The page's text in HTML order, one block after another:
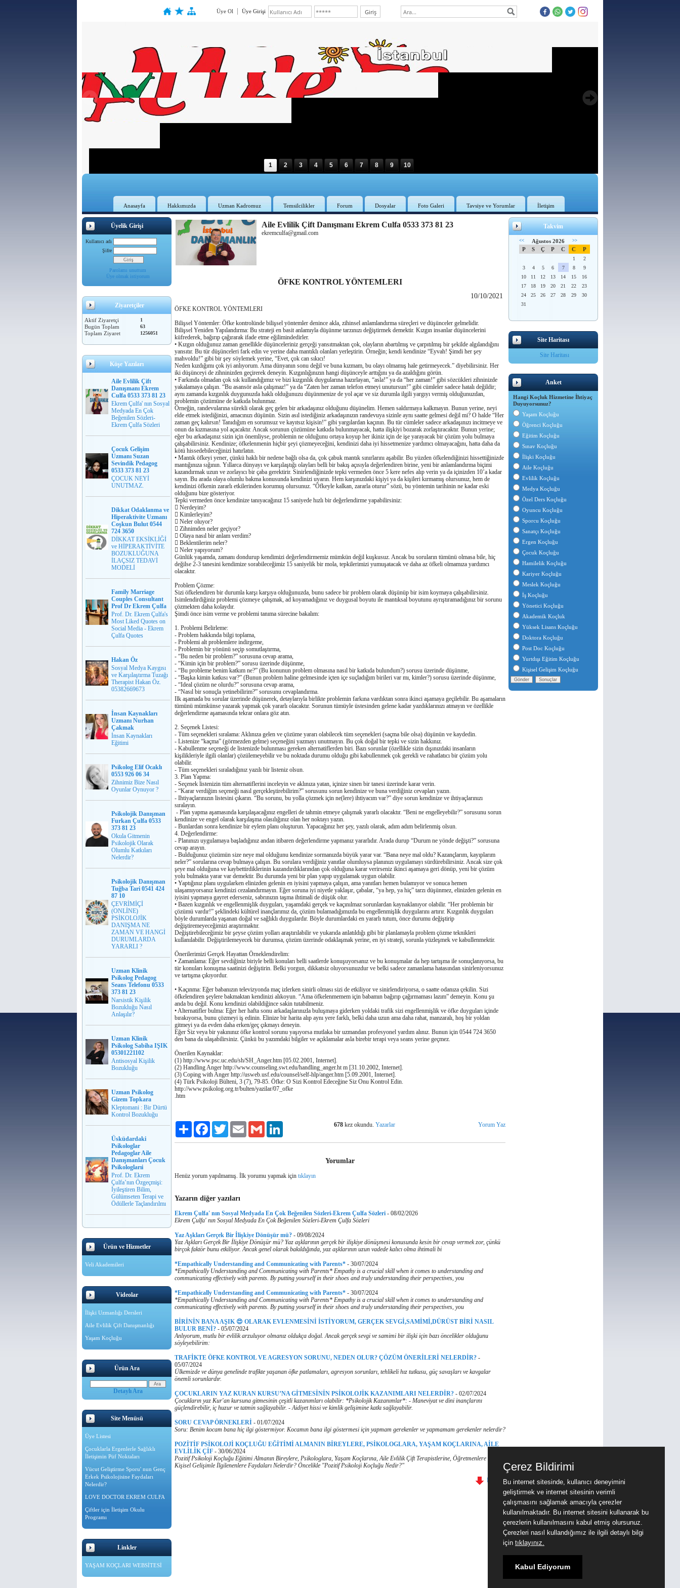
Üye Ol Üye Girişi
1 2 3 4 5 6 7 8 9 10
Anasayfa Hakkımızda Uzman Kadromuz Temsilcilikler Forum Dosyalar Foto Galeri Tavsiye ve Yorumlar İletişim
Üyelik Girişi
Kullanıcı adı
Şifre
Parolamı unuttum
Üye olmak istiyorum
Ziyaretçiler
Aktif Ziyaretçi 1
Bugün Toplam 63
Toplam Ziyaret 1256051
Köşe Yazıları
Aile Evlilik Çift
Danışmanı Ekrem
Culfa 0533 373 81 23
Ekrem Çulfa' nın Sosyal
Medyada En Çok
Beğenilen Sözleri-
Ekrem Çulfa Sözleri
Çocuk Gelişim
Uzmanı Suzan
Sevindik Pedagog
0533 373 81 23
ÇOCUK NEYİ
UNUTMAZ.
Dikkat Odaklanma ve
Hiperaktivite Uzmanı
Coşkun Bulut 0544
724 3650
DİKKAT EKSİKLİĞİ
ve HİPERAKTİVİTE
BOZUKLUĞUNA
İLAÇSIZ TEDAVİ
MODELİ
Family Marriage
Couples Consultant
Prof Dr Ekrem Çulfa
Prof. Dr. Ekrem Çulfa's
Most Liked Quotes on
Social Media - Ekrem
Çulfa Quotes
Hakan Öz
Sosyal Medya Kaygısı
ve Karşılaştırma Tuzağı
Therapist Hakan Öz.
05382669673
İnsan Kaynakları
Uzmanı Nurhan
Çakmak
İnsan Kaynakları
Eğitimi
Psikolog Elif Ocaklı
0553 926 06 34
Zihnimiz Bize Nasıl
Oyunlar Oynuyor ?
Psikolojik Danışman
Furkan Çulfa 0533
373 81 23
Okula Gitmenin
Psikolojik Olarak
Olumlu Katkıları
Nelerdir?
Psikolojik Danışman
Tuğba Tari 0541 424
87 10
ÇEVRİMİÇİ
(ONLİNE)
PSİKOLOJİK
DANIŞMA NE
ZAMAN VE HANGİ
DURUMLARDA
YARARLI ?
Uzman Klinik
Psikolog Pedagog
Seans Telefonu 0533
373 81 23
Narsistik Kişilik
Bozukluğu Nasıl
Anlaşılır?
Uzman Klinik
Psikolog Sabiha IŞIK
05301221102
Antisosyal Kişilik
Bozukluğu
Uzman Psikolog
Gizem Topkara
Kleptomani : Bir Dürtü
Kontrol Bozukluğu
Üsküdardaki
Psikologlar
Pedagoglar Aile
Danışmanları Çocuk
Psikologlarıi
Prof. Dr. Ekrem
Çulfa’nın Özgeçmişi:
İyileştiren Bilim,
Gülümseten Terapi ve
Ödüllerle Taçlandırılmı
Ürün ve Hizmetler
Veli Akademileri
Videolar
İlişki Uzmanlığı Dersleri
Aile Evlilik Çift Danışmanlığı
Yaşam Koçluğu
Ürün Ara
Detaylı Ara
Site Menüsü
Üye Listesi
Çocuklarla Ergenlerle Sağlıklı
İletişimin Püf Noktaları
Vücut Geliştirme Sporu' nun Genç
Erkek Psikolojisine Faydaları
Nelerdir?
LOVE DOCTOR EKREM CULFA
Çiftler için İletişim Okulu
Programı
Linkler
YAŞAM KOÇLARI WEBSİTESİ
Aile Evlilik Çift Danışmanı Ekrem Culfa 0533 373 81 23
ekremculfa@gmail.com
ÖFKE KONTROL YÖNTEMLERI
10/10/2021
ÖFKE KONTROL YÖNTEMLERI
Bilişsel Yöntemler: Öfke kontrolünde bilişsel yöntemler denince akla, zihinsel anlamlandırma süreçleri ve düşünceler gelmelidir.
Bilişsel Yeniden Yapılandırma: Bu strateji en basit anlamıyla düşünme tarzınızı deǧiştirmek demektir. Kızgın insanlar düşüncelerini
küfrederek, baǧırıp çaǧırarak ifade etme eǧilimindedirler.
• Kızgın olduǧunuz zaman genellikle düşünceleriniz gerçeǧi yansıtmaktan çok, olayların abartılmış ve çarpıtılmış bir şekilde algılandıǧını
yansıtır. Bu tür düşünceleri fark edin ve yerine daha mantıklı olanları yerleştirin. Örneǧin; kendi kendinize “Eyvah! Şimdi her şey
mahvoldu!” gibi bir şey söylemek yerine, “Evet, çok can sıkıcı!
Neden kızdıǧımı çok iyi anlıyorum. Ama dünyanın sonu deǧil ve buna kızmam, bu olayı olmamış hale getirmeyecek.” diyebilirsiniz. Her
iki düşünceyi de zihninizden geçirerek deneyin. Kızgınlıǧınızın hangi düşünceyle arttıǧını ya da azaldıǧını görün.
• Farkında olmadan çok sık kullandıǧımız ve bizi kızgınlık duygularına hazırlayan, “asla!” ya da “her zaman!” gibi sözcükleri zihninizde
yakalamaya çalışın. “Bu asansör asla çalışmaz!” ya da “Zaten her zaman telefon etmeyi unutursun!” gibi cümleler sadece hatalı deǧildir;
aynı zamanda kızgınlık duygunuzda haklı olduǧunuzu düşünmenize de yol açar ve siz durumla ilgili yargıyı vermiş olduǧunuzdan,
problemin çözümüne de katkıda bulunmaz.
Örneǧin, randevularına sürekli olarak geç gelen bir arkadaşınız olduǧunu düşünelim. Hemen saldırmaya kalkmayın. Bunun yerine, neyi
elde etmek istediǧinizi, amacınızı düşünün. Sizin asıl istediǧiniz arkadaşınızın randevuya sizinle aynı saatte gelmesi deǧil mi? O halde “Her
zaman geç kalırsın! Tanıdıǧım en sorumsuz ve kayıtsız kişisin!” gibi yargılardan kaçının. Bu tür cümleler sadece arkadaşınızı incitmeye ve
onun da kızmasına yol açacaktır. Ancak sorunun çözümüne katkıda bulunmayacak, hatta ilişkiyi bozarak zorlaştıracaktır. Bunun yerine;
eǧer bu arkadaşınız sizin için önemliyse, problemin ne olduǧunu ortaya koyup her ikiniz için de işe yarayacak bir çözüm yolu bulmaya
çalışabilirsiniz. Kendinize; öfkelenmenin hiçbir şeyi çözmeyeceǧini, kendinizi daha iyi hissetmenize yardımcı olmayacaǧını, hatta daha da
kötü hissedebileceǧinizi hatırlatın.
• Mantık öfkeyi yener, çünkü haklı bir nedene baǧlı olsa da, çok çabuk mantık sınırlarını aşabilir. Bu yüzden öfkelendiǧinizi hissettiǧinizde
mantıǧınıza sıǧının. Yıllarca dünyayı ve karşılaştıǧı olayları belli bir bakış açısıyla deǧerlendiren birine, yeni bir anlamlandırma biçimi
kazandırmak uzun ve zorlayıcı bir çaba gerektirir. Sinirlendiǧinizde tepki vermeden önce 5 kere nefes alıp verin ya da içinizden 10’a kadar
sayın. Bu arada olaya olumlu bakma konusunda kendinizi uyarın. Hem karşınızdaki kişiyi ya da kişileri kırmamış olursunuz, hem de
kendinizi öfkenin zararlı etkilerinden korumuş olursunuz. “Öfkeyle kalkan, zararla oturur” sözü, bu yöntemin tarihinin ne kadar eski
olduǧunu bize gösteriyor.
Tepki vermeden önce kendinize tanıyacaǧınız 15 saniyede hızlı bir deǧerlendirme yapabilirsiniz:
 Nerdeyim?
 Kimlerleyim?
 Neler oluyor?
 Zihnimden neler geçiyor?
 Olaya nasıl bir anlam verdim?
 Beklentilerim neler?
 Neler yapıyorum?
Günlük yaşamda, zamanı dondurup kendimizi deǧerlendirmemiz mümkün deǧil kuşkusuz. Ancak bu soruların tümünü olmasa bile, hiç
deǧilse 2-3 tanesini kendimize sorabileceǧimiz 15 saniyelik bir mola, tepkilerimizi yumuşatacak ve daha az öfkeli olmamıza yardımcı
olacaktır.
Problem Çözme:
Sizi öfkelendiren bir durumla karşı karşıya olduǧunuzda, bunu sadece bir problem olarak düşünüp bir isim koymaya çalışabilirsiniz.
Isimlendirdiǧiniz problemi çözmeye çalışmak, ad koyamadıǧınız ve duygusal boyutu ile mantıksal boyutunu ayrıştıramadıǧınız bir sorunu
çözmekten daha kolaydır.
Şimdi önce isim verme ve problemi tanıma sürecine bakalım:
1. Problemi Belirleme:
- Problem hakkında bilgi toplama,
- Problemi alt problemlere indirgeme,
- Problemin bir yönünü seçip somutlaştırma,
- “Bu neden bir problem?” sorusuna cevap arama,
- “Kimin için bir problem?” sorusu üzerinde düşünme,
- “Bu probleme benim katkım ne?” (Bu konunun problem olmasına nasıl bir katkıda bulundum?) sorusu üzerinde düşünme,
- “Başka kimin katkısı var?” (Bunun problem haline gelmesinde içten içe suçladıǧım birileri var mı, kimler?) sorusu üzerinde düşünme,
- “Ideal çözüm ne olurdu?” sorusuna cevap arama,
- “Nasıl bir sonuçla yetinebilirim?” sorusunu cevaplandırma.
Ilk aşamada bu sorular üzerinde düşünerek, detaylarıyla birlikte problemin farkına vardıktan sonra ikinci aşamaya geçilebilir. Bu aşamaların
tümünü mümkünse yazarak yapmak çok yararlı olacaktır. Sorunun tümüyle üstesinden gelene kadar yazdıklarınızı atmayın ve özellikle
deǧerlendirme aşamasında tekrar onlara göz atın.
2. Seçenek Listesi:
- Tüm seçenekleri sıralama: Aklınıza gelen ve çözüme yararı olabilecek tüm seçenekleri (saçma bile olsa) düşünün ve kaydedin.
- Listenize “kaçma” (görmezden gelme) seçeneǧini yazmayı unutmayın. Bu çok doǧal bir tepki ve sizin hakkınız.
- Kabullenme seçeneǧi de listenizde bulunması gereken alternatiflerden biri. Bazı sorunlar (özellikle sizin dışınızdaki insanların
kişilikleriyle ilgili olanlar) çözülemeyebilir ve bu noktada durumu olduǧu gibi kabullenmek çok gerekli ve rahatlatıcı bir çözüm yolu
olabilir.
- Tüm seçenekleri sıraladıǧınız yazılı bir listeniz olsun.
3. Plan Yapma:
- Seçenek listenizin tüm alternatiflerini inceleyin ve aklınıza yatan, içinize sinen bir tanesi üzerinde karar verin.
- “Karar verdiǧim seçeneǧi nasıl gerçekleştirebilirim?” sorusunu sorun kendinize ve buna verdiǧiniz cevapları yazın.
- Ihtiyaçlarınızın listesini çıkarın. “Bu sorunu, bu yolla çözmek için ne(lere) ihtiyacım var?” diye sorun kendinize ve ihtiyaçlarınızı
sıralayın.
- Plan yapma aşamasında karşılaşacaǧınız engelleri de tahmin etmeye çalışmak yararlı olacaktır. “Beni ne engelleyebilir?” sorusunu sorun
kendinize ve engel olarak karşılaşma olasılıǧınız olan her noktayı yazın.
- Bunlardan sonra kendinize bir eylem planı oluşturun. Yapacaǧınız her şey, yazılı olarak, adım adım belirlenmiş olsun.
4. Deǧerlendirme:
- Planınızı uygulamaya başladıǧınız andan itibaren deǧerlendirme yapmanız yararlıdır. Arada durup “Durum ne yönde deǧişti?” sorusuna
cevap arayın.
- Bulduǧunuz çözümün size neye mal olduǧunu kendinize sormanızda büyük yarar var. “Bana neye mal oldu? Kazançlarım, kayıplarım
neler?” sorularına cevap bulmaya çalışın. Bu sorulara verdiǧiniz yanıtlar olumluysa planınızı uygulamayı sürdürebilirsiniz. Ancak size çok
şeye mal olduǧuna ve kaybettirdiklerinin kazandırdıklarından çok olduǧuna karar verirseniz ikinci aşamaya geri dönüp, yeni bir çözüm
yolu bulmakta yarar var demektir. Bu durumda yeni bir plan yapıp uygulamak uygun olabilir.
• Yaptıǧınız planı uygularken elinizden gelenin en iyisini yapmaya çalışın, ama yanıtları hemen bulamıyor ve sonuca hemen
ulaşamıyorsanız kendinizi cezalandırmayın. Eǧer soruna iyi niyetle yaklaşır, çabalar, “ya hep, ya hiç” tarzı düşünmez, elinizden gelenin en
iyisini yapmaya gayret ederseniz, sabrınızın taşma ihtimali de düşük olur.
• Bazen kızgınlık ve engellenmişlik duyguları, yaşamdaki gerçek ve kaçınılmaz sorunlardan kaynaklanıyor olabilir. “Her problemin bir
çözümü vardır!” şeklindeki kültürel inançlarımız da, çözüm bulamadıǧımızda bu engellenmişlik duygularını artırır. Kızgınlık duyguları
böyle durumlarda yaşanan doǧal ve saǧlıklı duygulardır. Böyle durumlardaki en yararlı tutum, önce durumu deǧiştirip
deǧiştiremeyeceǧimizi araştırmaktır.
Deǧiştirebileceǧimiz bir şeyse çözüm yolları araştırılabilir ve yukarıda anlatıldıǧı gibi bir planlamayla problem çözme teknikleri
kullanılabilir. Deǧiştirilemeyecek bir durumsa, çözüm üzerinde odaklaşmak yerine, en iyi strateji, sorunla yüzleşmek ve kabullenmektir.
Önerilerimizi Gerçek Hayattan Örneklendirelim:
• Zamanlama: Eǧer sevdiǧiniz biriyle belli konuları belli saatlerde konuşuyorsanız ve bu konuşmalar da hep tartışma ile sonuçlanıyorsa, bu
tür konuları konuşma saatinizi deǧiştirin. Belki yorgun, dikkatsiz oluyorsunuzdur ve belki sadece zamanlama hatasından sinirleniyorsunuz
ve tartışma çıkıyordur.
• Kaçınma: Eǧer babanızın televizyonda maç izlerken sinirli olması sizi de etkiliyor ve sinirlendiriyorsa, o saatte odanıza çekilin. Sizi
öfkelendiren şeylere bakmaktan kendinizi alıkoyun. “Ama öfkelenmemem için babamın baǧırıp çaǧırmaması lazım” demeyin. Konu şu
anda bu deǧil. Konu kendinizi olabildiǧince sakin tutabilmeniz.
• Alternatifler bulma: Eǧer her hafta sonu arkadaşlarınızla buluşmaya giderken yoldaki trafik sizi engellenmişlik ve öfke duyguları içinde
bırakıyorsa, bunu çözmeyi iş edinin. Elinize bir harita alıp aynı yere farklı, belki daha uzun ama daha rahat, manzaralı, hoş bir yoldan
gitmeyi ya da evden daha erken/geç çıkmayı deneyin.
Eğer Siz veya bir yakınınız öfke kontrol sorunu yaşıyorsa mutlaka bir uzmandan profesyonel yardım alınız. Bunun için 0544 724 3650
den bana da ulaşabilirsiniz. Çünkü bu yazımdaki bilgiler ve açıklamalar asla birebir terapi veya seans yerine geçmez.
Önerilen Kaynaklar:
(1) http://www.psc.uc.edu/sh/SH_Anger.htm [05.02.2001, Internet].
(2) Handling Anger http://www.counseling.swt.edu/handling_anger.ht m [31.10.2002, Internet].
(3) Coping with Anger http://usweb.usf.edu/counsel/self-hlp/anger.htm [5.09.2001, Internet].
(4) Türk Psikoloji Bülteni, 3 (7), 79-85. Öfke: O Sizi Kontrol Edeceǧine Siz Onu Kontrol Edin.
http://www.psikolog.org.tr/bulten/yazilar/07_ofke
.htm
Paylaş FacebookTwitter Email Gmail Yorum Yaz
678 kez okundu.Yazarlar
Yorumlar
Henüz yorum yapılmamış. İlk yorumu yapmak için tıklayın
Yazarın diğer yazıları
Ekrem Çulfa' nın Sosyal Medyada En Çok Beğenilen Sözleri-Ekrem Çulfa Sözleri - 08/02/2026
Ekrem Çulfa' nın Sosyal Medyada En Çok Beğenilen Sözleri-Ekrem Çulfa Sözleri
Yaz Aşkları Gerçek Bir İlişkiye Dönüşür mü? - 09/08/2024
Yaz Aşkları Gerçek Bir İlişkiye Dönüşür mü? Yaz aşklarının gerçek bir ilişkiye dönüşmesi konusunda kesin bir cevap vermek zor, çünkü
birçok faktör bunu etkiliyor. Ancak genel olarak bakıldığında, yaz aşklarının uzun vadede kalıcı olma ihtimali bi
*Empathically Understanding and Communicating with Parents* - 30/07/2024
*Empathically Understanding and Communicating with Parents* Empathy is a crucial skill when it comes to understanding and
communicating effectively with parents. By putting yourself in their shoes and truly understanding their perspectives, you
*Empathically Understanding and Communicating with Parents* - 30/07/2024
*Empathically Understanding and Communicating with Parents* Empathy is a crucial skill when it comes to understanding and
communicating effectively with parents. By putting yourself in their shoes and truly understanding their perspectives, you
BİRİNİN BANA AŞIK 😍 OLARAK EVLENMESİNİ İSTİYORUM, GERÇEK SEVGİ,SAMİMİ,DÜRÜST BİRİ NASIL
BULUR BENİ? - 05/07/2024
Anlıyorum, mutlu bir evlilik arzuluyor olmanız oldukça doğal. Ancak gerçek sevgi ve samimi bir ilişki için bazı öncelikler olduğunu
söyleyebilirim:
TRAFİKTE ÖFKE KONTROL VE AGRESYON SORUNU, NEDEN OLUR? ÇÖZÜM ÖNERİLERİ NELERDİR? -
05/07/2024
Ülkemizde ve dünya genelinde trafikte yaşanan öfke patlamaları, agresyon sorunları, tehlikeli hız tutkusu, güç savaşları ve kavgalar
önemli sorunlardır.
ÇOCUKLARIN YAZ KURAN KURSU’NA GİTMESİNİN PSİKOLOJİK KAZANIMLARI NELERDİR? - 02/07/2024
Çocukların yaz Kur'an kursuna gitmesinin çeşitli kazanımları olabilir: *Psikolojik Kazanımlar*: - Maneviyat ve dini inançlarını
güçlendirebilir, iç huzur ve tatmin sağlayabilir. - Aidiyet hissi ve kimlik gelişimine katkı sağlayabilir.
SORU CEVAP ÖRNEKLERİ - 01/07/2024
Soru: Benim kocam bana hiç ilgi göstermiyor. Kocamın bana ilgi göstermesi için yapmam gerekenler ve yapmamam gerekenler nelerdir?
POZİTİF PSİKOLOJİ KOÇLUĞU EĞİTİMİ ALMANIN BİREYLERE, PSİKOLOGLARA, YAŞAM KOÇLARINA, AİLE
EVLİLİK ÇİF - 30/06/2024
Pozitif Psikoloji Koçluğu Eğitimi Almanın Bireylere, Psikologlara, Yaşam Koçlarına, Aile Evlilik Çift Terapistlerine, Öğretmenlere ve
Kişisel Gelişimle İlgilenenlere Faydaları Nelerdir? Öncelikle "Pozitif Psikoloji Koçluğu Nedir?"
Devamı
Takvim
<< Ağustos 2026 >>
P S Ç P C C P
1
2
3
4 5 6 7 8
9
10
11 12 13 14 15
16
17
18 19 20 21 22
23
24
25 26 27 28 29
30
31
Site Haritası
Site Haritası
Anket
Hangi Koçluk Hizmetine İhtiyaç
Duyuyorsunuz?
Yaşam Koçluğu
Öğrenci Koçluğu
Eğitim Koçluğu
Sınav Koçluğu
İlişki Koçluğu
Aile Koçluğu
Evlilik Koçluğu
Medya Koçluğu
Özel Ders Koçluğu
Oyuncu Koçluğu
Sporcu Koçluğu
Sanatçı Koçluğu
Ergen Koçluğu
Çocuk Koçluğu
Hamilelik Koçluğu
Kariyer Koçluğu
Meslek Koçluğu
İş Koçluğu
Yönetici Koçluğu
Akademik Koçluk
Yüksek Lisans Koçluğu
Doktora Koçluğu
Post Doc Koçluğu
Yurtdışı Eğitim Koçluğu
Kişisel Gelişim Koçluğu
Çerez Bildirimi
Bu internet sitesinde, kullanıcı deneyimini
geliştirmek ve internet sitesinin verimli
çalışmasını sağlamak amacıyla çerezler
kullanılmaktadır. Bu internet sitesini kullanarak bu
çerezlerin kullanılmasını kabul etmiş olursunuz.
Çerezleri nasıl kullandığımız ile ilgili detaylı bilgi
için tıklayınız.
Kabul Ediyorum